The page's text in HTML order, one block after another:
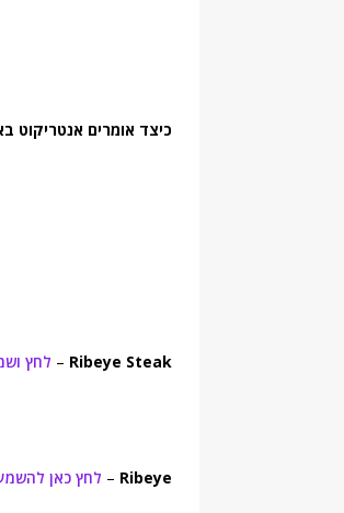
כיצד אומרים אנטריקוט
Ribeye Steak
– לחץ
Ribeye
– לחץ כאן